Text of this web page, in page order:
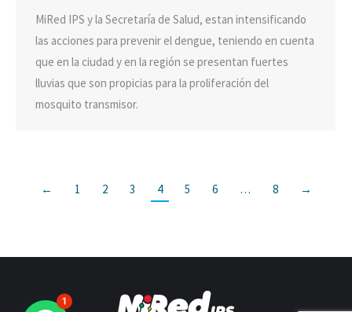
MiRed IPS y la Secretaría de Salud, estan intensificando
las acciones para prevenir el dengue, teniendo en cuenta
que en la ciudad y en la región se presentan fuertes
lluvias que son propicias para la proliferación del
mosquito transmisor.
← 1 2 3 4 5 6 … 8 →
1